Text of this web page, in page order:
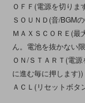
ＯＦＦ(電源を切りま
ＳＯＵＮＤ(音/BGM
ＭＡＸＳＣＯＲＥ(最
ん。電池を抜かない
ＯＮ/ＳＴＡＲＴ(電
に進む毎に押します))
ＡＣＬ(リセットボタ